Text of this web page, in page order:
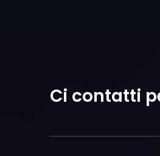
Ci contatti